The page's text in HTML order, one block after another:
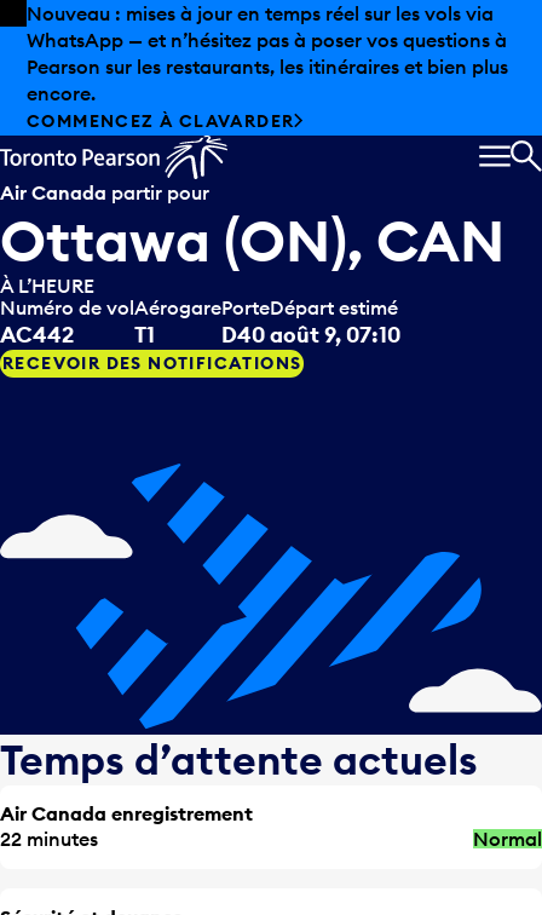
Skip to offers
Passer au contenu principal
Nouveau : mises à jour en temps réel sur les vols via
WhatsApp — et n’hésitez pas à poser vos questions à
Pearson sur les restaurants, les itinéraires et bien plus
encore.
COMMENCEZ À CLAVARDER
Air Canada partir pour
Ottawa (ON), CAN
À L’HEURE
Numéro de vol
AC442
Aérogare
T1
Porte
D40
Départ estimé
août 9, 07:10
RECEVOIR DES NOTIFICATIONS
Temps d’attente actuels
Air Canada enregistrement
22 minutes
Normal